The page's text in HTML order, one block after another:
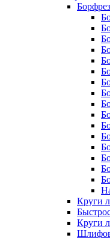
Круги
Круги